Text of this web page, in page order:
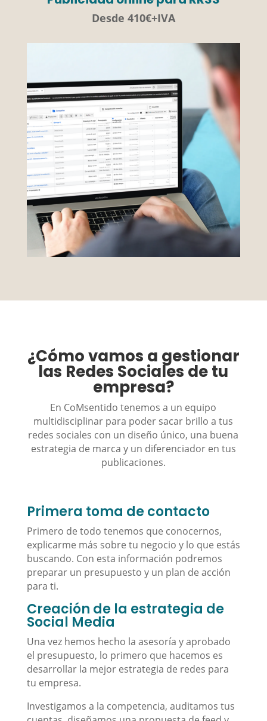
Desde 410€+IVA
¿Cómo vamos a gestionar
las Redes Sociales de tu
empresa?
En CoMsentido tenemos a un equipo
multidisciplinar para poder sacar brillo a tus
redes sociales con un diseño único, una buena
estrategia de marca y un diferenciador en tus
publicaciones.
Primera toma de contacto
Primero de todo tenemos que conocernos,
explicarme más sobre tu negocio y lo que estás
buscando. Con esta información podremos
preparar un presupuesto y un plan de acción
para ti.
Creación de la estrategia de
Social Media
Una vez hemos hecho la asesoría y aprobado
el presupuesto, lo primero que hacemos es
desarrollar la mejor estrategia de redes para
tu empresa.
Investigamos a la competencia, auditamos tus